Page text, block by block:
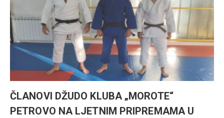
ČLANOVI DŽUDO KLUBA „MOROTE“
PETROVO NA LJETNIM PRIPREMAMA U